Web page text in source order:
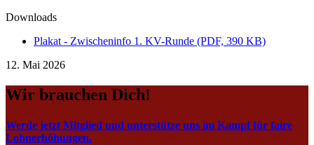
Downloads
Plakat - Zwischeninfo 1. KV-Runde (PDF, 390 KB)
12. Mai 2026
Wir brauchen Dich!
Werde jetzt Mitglied und unterstütze uns im Kampf für faire
Lohnerhöhungen.